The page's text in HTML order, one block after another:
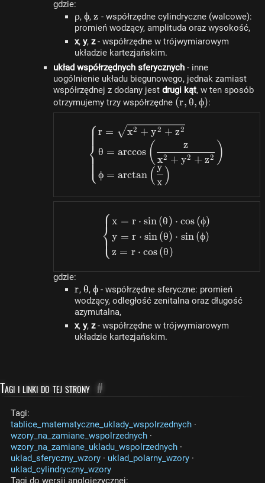
gdzie:
\rho
ρ, \phi
ϕ, z
z - współrzędne cylindryczne (walcowe):
promień wodzący, amplituda oraz wysokość,
x, y, z- współrzędne w trójwymiarowym
układzie kartezjańskim.
układ współrzędnych sferycznych - inne
uogólnienie układu biegunowego, jednak zamiast
współrzędnej z dodany jest drugi kąt, w ten sposób
otrzymujemy trzy współrzędne (r,
\theta,
\phi)
(r,θ,ϕ):
⎩
⎨
⎧r = x2 + y2 + z2
θ = arccos ( x2 + y2 + z2
z )
ϕ = arctan (x
y )
\begin{dcases}x=r
⎩
⎨⎧x = r ⋅ sin(θ) ⋅ cos(ϕ)
y = r ⋅ sin(θ) ⋅ sin (ϕ)
z = r ⋅ cos(θ)
gdzie:
r
r, \theta
θ, \phi
ϕ - współrzędne sferyczne: promień
wodzący, odległość zenitalna oraz długość
azymutalna,
x, y, z- współrzędne w trójwymiarowym
układzie kartezjańskim.
Tagi i linki do tej strony #
Tagi:
tablice_matematyczne_uklady_wspolrzednych ·
wzory_na_zamiane_wspolrzednych ·
wzory_na_zamiane_ukladu_wspolrzednych ·
uklad_sferyczny_wzory · uklad_polarny_wzory ·
uklad_cylindryczny_wzory
Tagi do wersji anglojęzycznej: